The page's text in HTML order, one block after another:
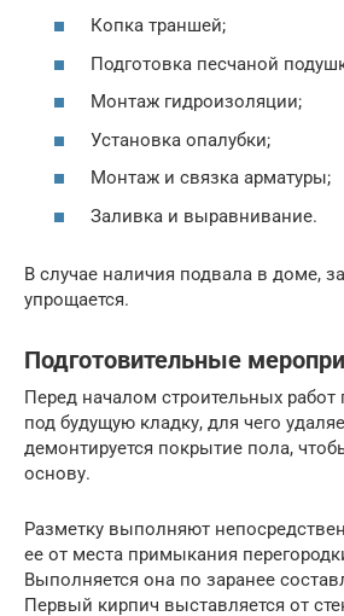
Копка траншей;
Подготовка песчаной
Монтаж гидроизоляции;
Установка опалубки;
Монтаж и связка арматуры;
Заливка и выравнивание.
В случае наличия подвала в доме,
упрощается.
Подготовительные
Перед началом строительных работ
под будущую кладку, для чего
демонтируется покрытие пола,
основу.
Разметку выполняют
ее от места примыкания
Выполняется она по заранее
Первый кирпич выставляется от